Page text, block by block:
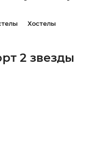
Хостелы
2 звезды